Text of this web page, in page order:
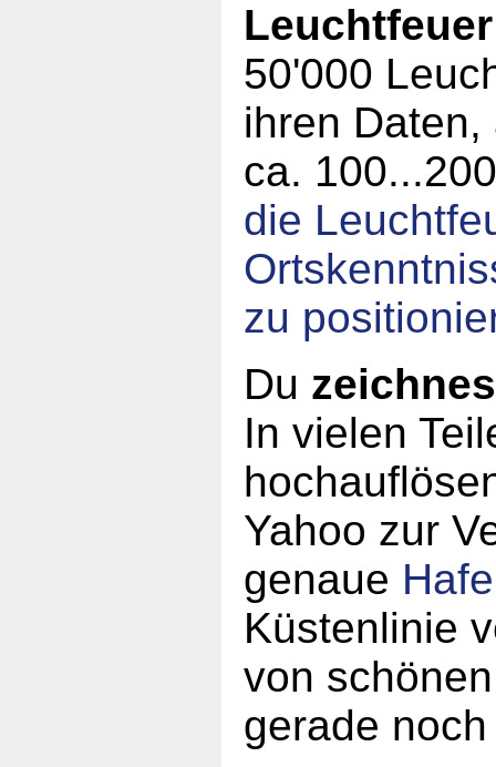
50'000
ihren
ca.
die
zu
Du
In vielen
Yahoo zur
genaue
Küstenlinie
von
gerade